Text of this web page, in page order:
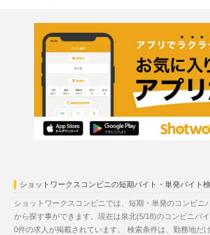
ショットワークスコンビニの短期バイト・単発バイト
ショットワークスコンビニでは、短期・単発のコンビニ
から探す事ができます。現在は泉北(5/18)のコンビニバ
0件の求人が掲載されています。 検索条件は、勤務地だ